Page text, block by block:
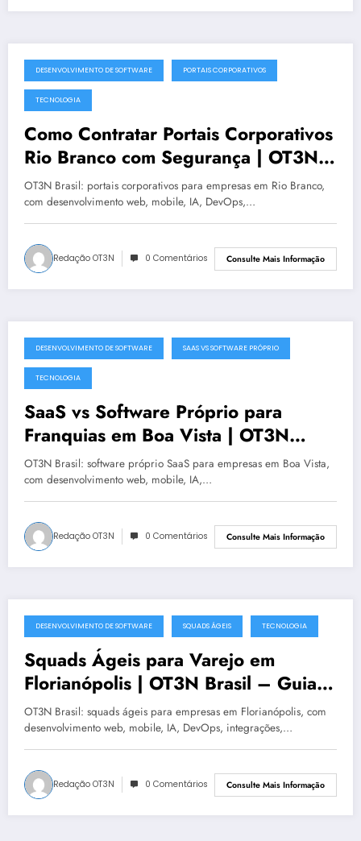
julho 19, 2025
DESENVOLVIMENTO DE SOFTWARE PORTAIS CORPORATIVOS
TECNOLOGIA
Como Contratar Portais Corporativos
Rio Branco com Segurança | OT3N
Brasil
OT3N Brasil: portais corporativos para empresas em Rio Branco,
com desenvolvimento web, mobile, IA, DevOps,…
Redação OT3N 0 Comentários Consulte Mais Informação
julho 19, 2025
DESENVOLVIMENTO DE SOFTWARE SAAS VS SOFTWARE PRÓPRIO
TECNOLOGIA
SaaS vs Software Próprio para
Franquias em Boa Vista | OT3N
Brasil – Guia 1481
OT3N Brasil: software próprio SaaS para empresas em Boa Vista,
com desenvolvimento web, mobile, IA,…
Redação OT3N 0 Comentários Consulte Mais Informação
julho 19, 2025
DESENVOLVIMENTO DE SOFTWARE SQUADS ÁGEIS TECNOLOGIA
Squads Ágeis para Varejo em
Florianópolis | OT3N Brasil – Guia
0991
OT3N Brasil: squads ágeis para empresas em Florianópolis, com
desenvolvimento web, mobile, IA, DevOps, integrações,…
Redação OT3N 0 Comentários Consulte Mais Informação